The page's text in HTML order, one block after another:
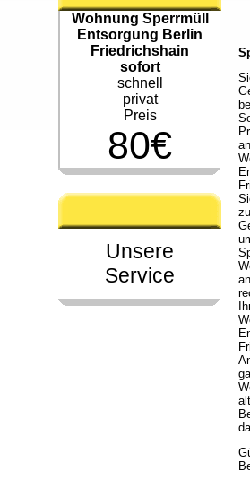
Wohnung Sperrmüll
Entsorgung Berlin
Friedrichshain
sofort
schnell
privat
Preis
80€
Unsere
Service